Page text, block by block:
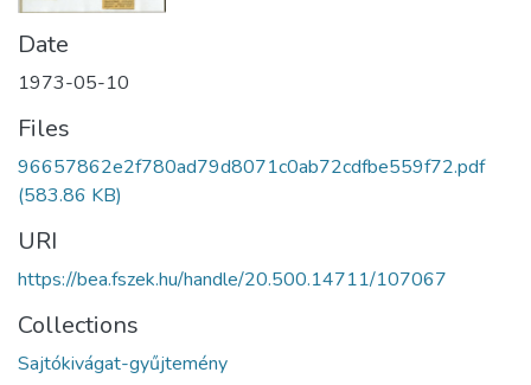
Date
1973-05-10
Files
96657862e2f780ad79d8071c0ab72cdfbe559f72.pdf
(583.86 KB)
URI
https://bea.fszek.hu/handle/20.500.14711/107067
Collections
Sajtókivágat-gyűjtemény